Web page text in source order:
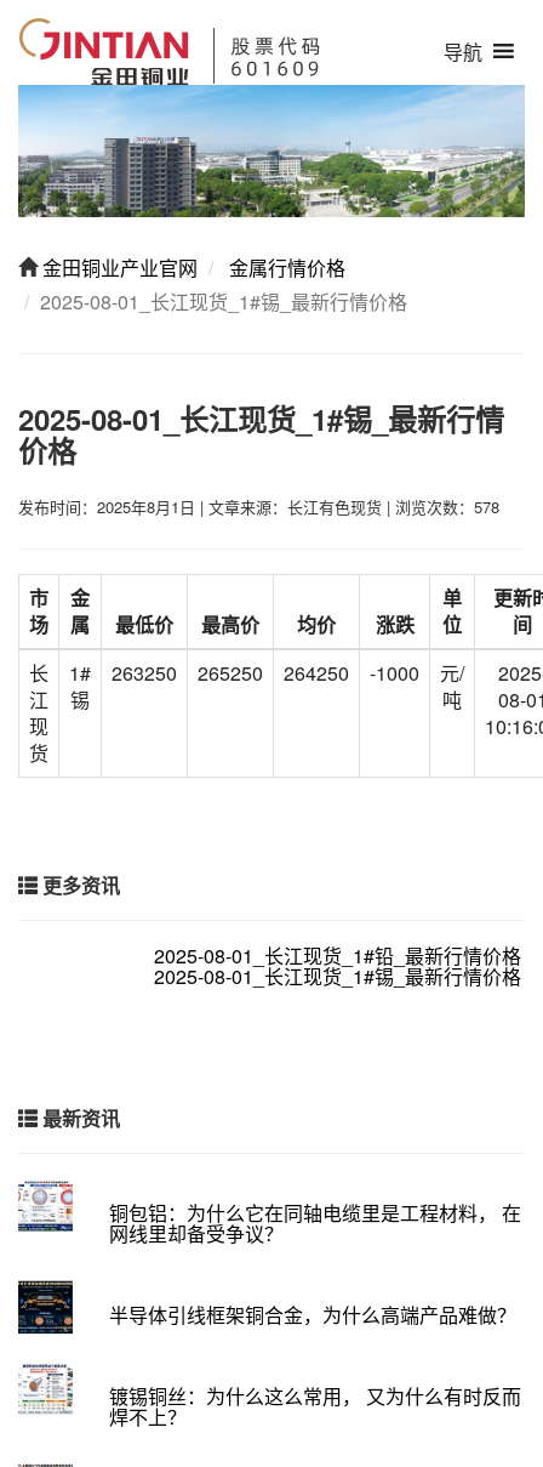
导航
金田铜业产业官网
金属行情价格
2025-08-01_长江现货_1#锡_最新行情价格
2025-08-01_长江现货_1#锡_最新行情
价格
发布时间：2025年8月1日 | 文章来源：长江有色现货 | 浏览次数：578
市
场
金
属
最低价 最高价 均价 涨跌
单
位
更新
间
长
江
现
货
1#
锡
263250 265250 264250 -1000
元/
吨
08-
更多资讯
2025-08-01_长江现货_1#铅_最新行情价格
2025-08-01_长江现货_1#锡_最新行情价格
最新资讯
铜包铝：为什么它在同轴电缆里是工程材料， 在
网线里却备受争议？
半导体引线框架铜合金，为什么高端产品难做？
镀锡铜丝：为什么这么常用， 又为什么有时反而
焊不上？